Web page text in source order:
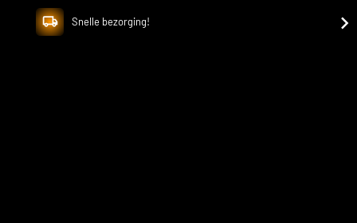
Snelle bezorging!